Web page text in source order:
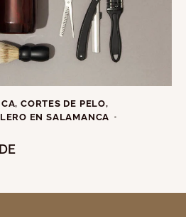
, CORTES DE PELO,
EN SALAMANCA